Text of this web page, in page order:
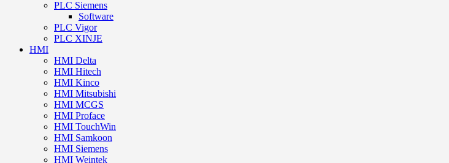
PLC Siemens
Software
PLC Vigor
PLC XINJE
HMI
HMI Delta
HMI Hitech
HMI Kinco
HMI Mitsubishi
HMI MCGS
HMI Proface
HMI TouchWin
HMI Samkoon
HMI Siemens
HMI Weintek